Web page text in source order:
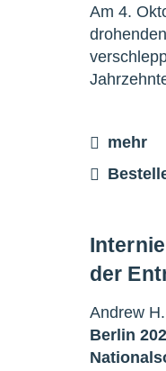
Am 4.
mehr
der
Andrew
Berlin